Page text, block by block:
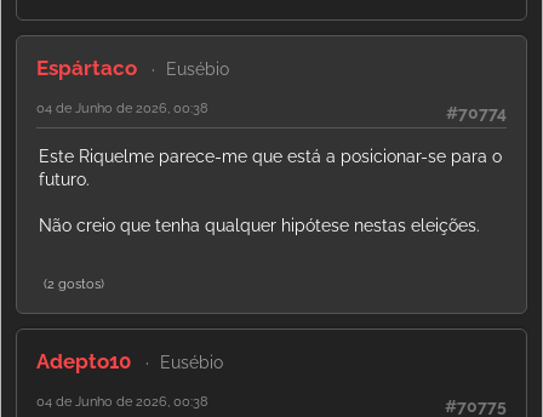
Espártaco Eusébio
#70774
04 de Junho de 2026, 00:38
Este Riquelme parece-me que está a posicionar-se para o
futuro.
Não creio que tenha qualquer hipótese nestas eleições.
(2 gostos)
Adepto10 Eusébio
#70775
04 de Junho de 2026, 00:38